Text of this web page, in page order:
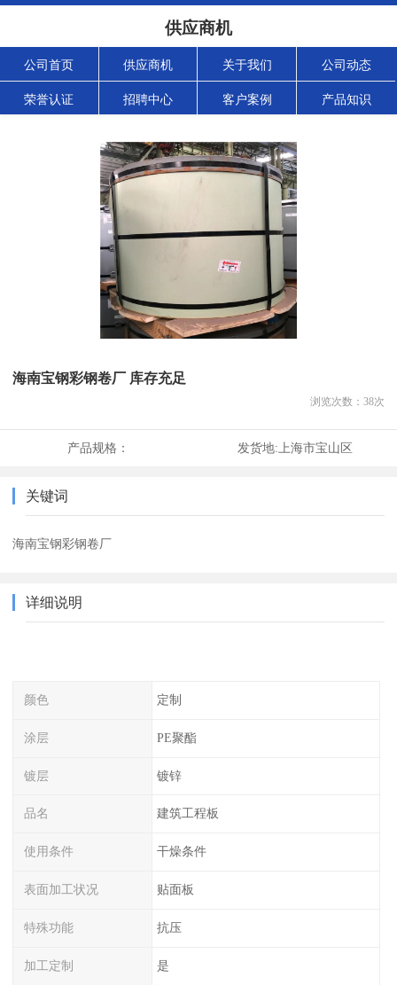
供应商机
公司首页 供应商机 关于我们 公司动态
荣誉认证 招聘中心 客户案例 产品知识
海南宝钢彩钢卷厂 库存充足
浏览次数： 38次
产品规格： 发货地: 上海市宝山区
关键词
海南宝钢彩钢卷厂
详细说明
颜色 定制
涂层 PE聚酯
镀层 镀锌
品名 建筑工程板
使用条件 干燥条件
表面加工状况 贴面板
特殊功能 抗压
加工定制 是